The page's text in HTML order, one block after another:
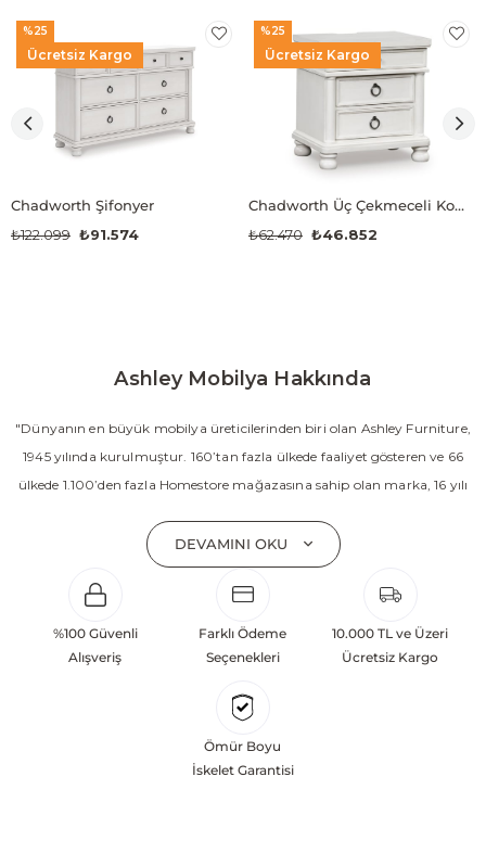
Chadworth Şifonyer
₺91.574
₺122.099
Ücretsiz Kargo
%25
Chadworth Üç Çekmeceli Komodin
₺46.852
₺62.470
Ücretsiz Kargo
%25
Ashley Mobilya Hakkında
"Dünyanın en büyük mobilya üreticilerinden biri olan Ashley Furniture,
1945 yılında kurulmuştur. 160’tan fazla ülkede faaliyet gösteren ve 66
ülkede 1.100’den fazla Homestore mağazasına sahip olan marka, 16 yılı
yatak odası, oturma odası, yemek odası, home ofis ve ev dekorasyon
aksesuarları dahil olmak üzere 20’den fazla ürün kategorisinde geniş bir
koleksiyon sunmaktadır. Sabit ve hareketli koltuklar, yataklar, bahçe
mobilyaları ve demonte ürün grupları ile ürün yelpazesini sürekli
geliştiren Ashley, güçlü ve verimli global altyapısı sayesinde dünya
başarılarına değil, aynı zamanda gelecekte yaratacağı değerlere
odaklanarak sürekli gelişimi temel yaklaşım olarak benimsemektedir.
Türkiye’deki yatırımları kapsamında, Kayseri Serbest Bölgesi’nde 100
DEVAMINI OKU
%100 Güvenli
Alışveriş
Farklı Ödeme
Seçenekleri
10.000 TL ve Üzeri
Ücretsiz Kargo
Ömür Boyu
İskelet Garantisi